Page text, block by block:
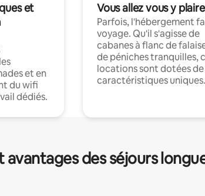
et
et en
du wifi
dédiés.
Vous allez vous y plaire
Parfois, l'hébergement
voyage. Qu'il s'agisse de
cabanes à flanc de
de péniches tranquilles,
locations sont dotées de
caractéristiques uniques.
avantages des séjours